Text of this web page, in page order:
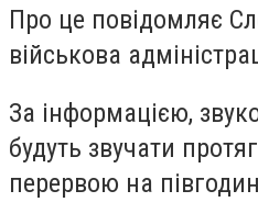
Про це повідомляє
військова
За інформацією,
будуть звучати
перервою на